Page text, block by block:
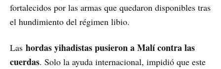
fortalecidos por las armas que quedaron disponibles tras
el hundimiento del régimen libio.
Las hordas yihadistas pusieron a Malí contra las
cuerdas. Solo la ayuda internacional, impidió que este